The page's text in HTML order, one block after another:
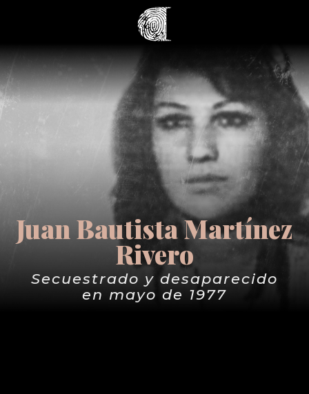
Juan Bautista Martínez
Rivero
Secuestrado y desaparecido
en mayo de 1977